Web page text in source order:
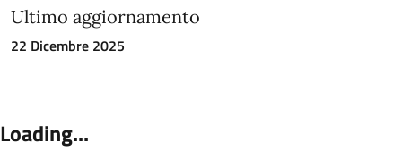
Ultimo aggiornamento
22 Dicembre 2025